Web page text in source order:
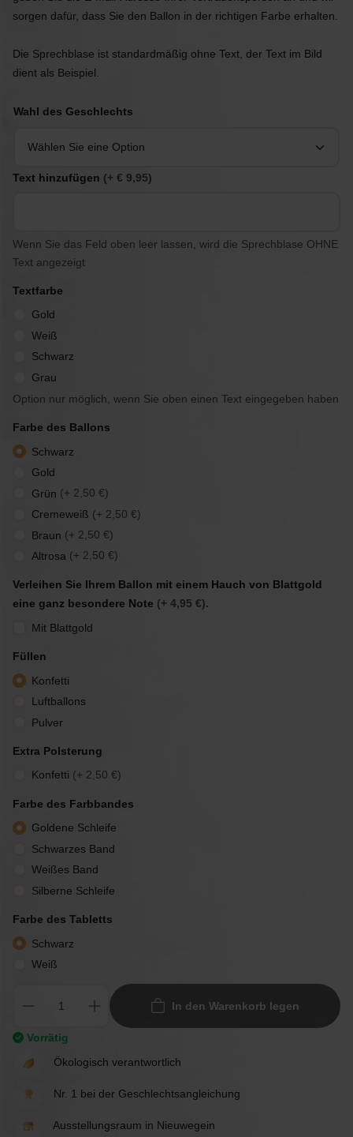
sorgen dafür, dass Sie den Ballon in der richtigen Farbe erhalten.
Die Sprechblase ist standardmäßig ohne Text, der Text im Bild
dient als Beispiel.
Wahl des Geschlechts
Text hinzufügen (+ € 9,95)
Wenn Sie das Feld oben leer lassen, wird die Sprechblase OHNE
Text angezeigt
Textfarbe
Gold
Weiß
Schwarz
Grau
Option nur möglich, wenn Sie oben einen Text eingegeben haben
Farbe des Ballons
Schwarz
Gold
Grün (+ 2,50 €)
Cremeweiß (+ 2,50 €)
Braun (+ 2,50 €)
Altrosa (+ 2,50 €)
Verleihen Sie Ihrem Ballon mit einem Hauch von Blattgold
eine ganz besondere Note (+ 4,95 €).
Mit Blattgold
Füllen
Konfetti
Luftballons
Pulver
Extra Polsterung
Konfetti (+ 2,50 €)
Farbe des Farbbandes
Goldene Schleife
Schwarzes Band
Weißes Band
Silberne Schleife
Farbe des Tabletts
Schwarz
Weiß
In den Warenkorb legen
Vorrätig
Ökologisch verantwortlich
Nr. 1 bei der Geschlechtsangleichung
Ausstellungsraum in Nieuwegein